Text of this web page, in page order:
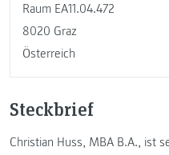
Raum EA11.04.472
8020 Graz
Österreich
Steckbrief
Christian Huss, MBA B.A., ist